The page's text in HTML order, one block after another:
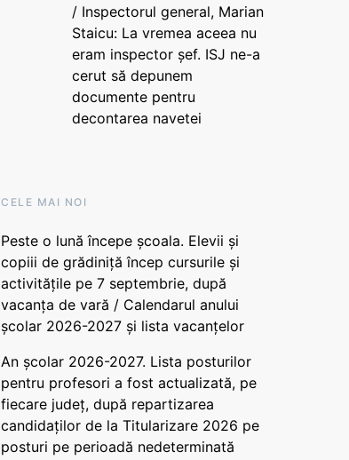
/ Inspectorul general, Marian
Staicu: La vremea aceea nu
eram inspector șef. ISJ ne-a
cerut să depunem
documente pentru
decontarea navetei
CELE MAI NOI
Peste o lună începe școala. Elevii și
copiii de grădiniță încep cursurile și
activitățile pe 7 septembrie, după
vacanța de vară / Calendarul anului
școlar 2026-2027 și lista vacanțelor
An școlar 2026-2027. Lista posturilor
pentru profesori a fost actualizată, pe
fiecare județ, după repartizarea
candidaților de la Titularizare 2026 pe
posturi pe perioadă nedeterminată